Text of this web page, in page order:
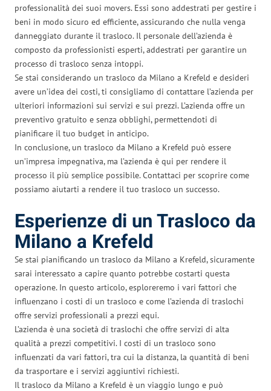
professionalità dei suoi movers. Essi sono addestrati per gestire i
beni in modo sicuro ed efficiente, assicurando che nulla venga
danneggiato durante il trasloco. Il personale dell’azienda è
composto da professionisti esperti, addestrati per garantire un
processo di trasloco senza intoppi.
Se stai considerando un trasloco da Milano a Krefeld e desideri
avere un’idea dei costi, ti consigliamo di contattare l’azienda per
ulteriori informazioni sui servizi e sui prezzi. L’azienda offre un
preventivo gratuito e senza obblighi, permettendoti di
pianificare il tuo budget in anticipo.
In conclusione, un trasloco da Milano a Krefeld può essere
un’impresa impegnativa, ma l’azienda è qui per rendere il
processo il più semplice possibile. Contattaci per scoprire come
possiamo aiutarti a rendere il tuo trasloco un successo.
Esperienze di un Trasloco da
Milano a Krefeld
Se stai pianificando un trasloco da Milano a Krefeld, sicuramente
sarai interessato a capire quanto potrebbe costarti questa
operazione. In questo articolo, esploreremo i vari fattori che
influenzano i costi di un trasloco e come l’azienda di traslochi
offre servizi professionali a prezzi equi.
L’azienda è una società di traslochi che offre servizi di alta
qualità a prezzi competitivi. I costi di un trasloco sono
influenzati da vari fattori, tra cui la distanza, la quantità di beni
da trasportare e i servizi aggiuntivi richiesti.
Il trasloco da Milano a Krefeld è un viaggio lungo e può